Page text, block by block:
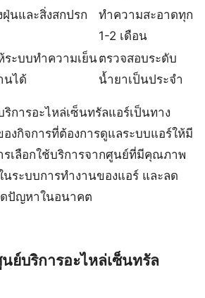
ฝุ่นและสิ่งสกปรก
ทำความสะอาดทุก
1-2 เดือน
ระบบทำความเย็น
นได้
ตรวจสอบระดับ
น้ำยาเป็นประจำ
การอะไหล่เซ็นทรัลแอร์เป็นทาง
องกิจการที่ต้องการดูแลระบบแอร์ให้มี
รเลือกใช้บริการจากศูนย์ที่มีคุณภาพ
ระบบการทำงานของแอร์ และลด
ดปัญหาในอนาคต
ย์บริการอะไหล่เซ็นทรัล